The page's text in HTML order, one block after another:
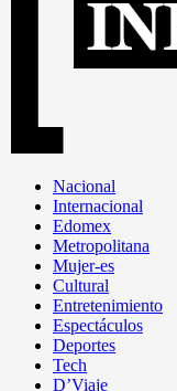
Nacional
Internacional
Edomex
Metropolitana
Mujer-es
Cultural
Entretenimiento
Espectáculos
Deportes
Tech
D’Viaje